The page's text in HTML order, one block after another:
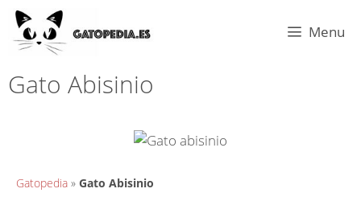
Menu
Gato Abisinio
Gatopedia » Gato Abisinio